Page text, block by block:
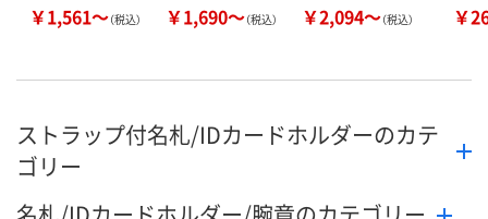
￥1,561～（税込） ￥1,690～（税込） ￥2,094～（税込） ￥
ストラップ付名札/IDカードホルダーのカテ
ゴリー